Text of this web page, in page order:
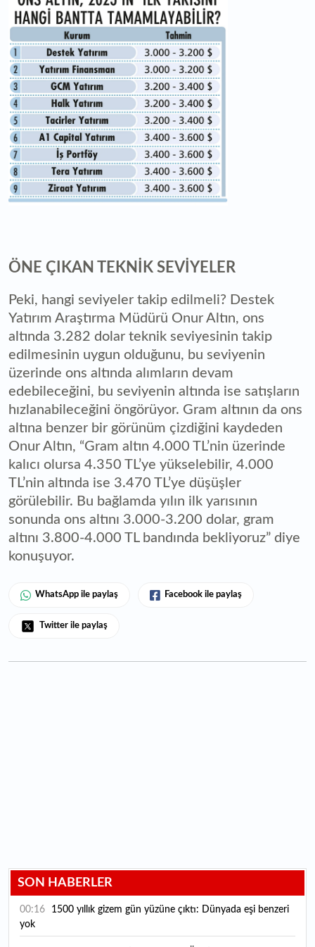
ÖNE ÇIKAN TEKNİK SEVİYELER
Peki, hangi seviyeler takip edilmeli? Destek
Yatırım Araştırma Müdürü Onur Altın, ons
altında 3.282 dolar teknik seviyesinin takip
edilmesinin uygun olduğunu, bu seviyenin
üzerinde ons altında alımların devam
edebileceğini, bu seviyenin altında ise satışların
hızlanabileceğini öngörüyor. Gram altının da ons
altına benzer bir görünüm çizdiğini kaydeden
Onur Altın, “Gram altın 4.000 TL’nin üzerinde
kalıcı olursa 4.350 TL’ye yükselebilir, 4.000
TL’nin altında ise 3.470 TL’ye düşüşler
görülebilir. Bu bağlamda yılın ilk yarısının
sonunda ons altını 3.000-3.200 dolar, gram
altını 3.800-4.000 TL bandında bekliyoruz” diye
konuşuyor.
WhatsApp ile paylaş Facebook ile paylaş
Twitter ile paylaş
SON HABERLER
00:16
yok